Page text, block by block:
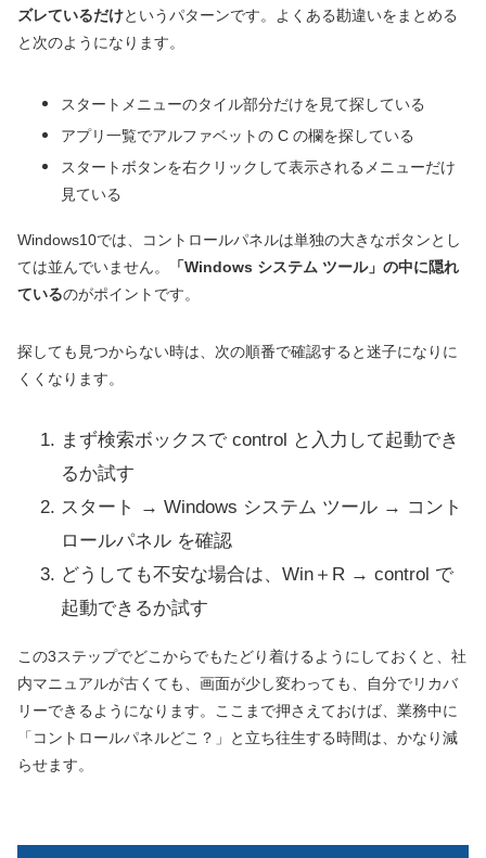
ズレているだけというパターンです。よくある勘違いをまとめる
と次のようになります。
スタートメニューのタイル部分だけを見て探している
アプリ一覧でアルファベットの C の欄を探している
スタートボタンを右クリックして表示されるメニューだけ
見ている
Windows10では、コントロールパネルは単独の大きなボタンとし
ては並んでいません。
「Windows システム ツール」の中に隠れ
ているのがポイントです。
探しても見つからない時は、次の順番で確認すると迷子になりに
くくなります。
まず検索ボックスで control と入力して起動でき
るか試す
スタート → Windows システム ツール → コント
ロールパネル を確認
どうしても不安な場合は、Win＋R → control で
起動できるか試す
この3ステップでどこからでもたどり着けるようにしておくと、社
内マニュアルが古くても、画面が少し変わっても、自分でリカバ
リーできるようになります。ここまで押さえておけば、業務中に
「コントロールパネルどこ？」と立ち往生する時間は、かなり減
らせます。